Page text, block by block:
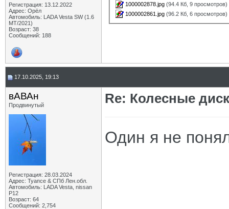
Регистрация: 13.12.2022
Адрес: Орёл
Автомобиль: LADA Vesta SW (1.6
МТ/2021)
Возраст: 38
Сообщений: 188
1000002878.jpg (94.4 Кб, 9 просмотров)
1000002861.jpg (96.2 Кб, 6 просмотров)
17.10.2025, 19:13
вАВАн
Продвинутый
Регистрация: 28.03.2024
Адрес: Туапсе & СПб Лен.обл.
Автомобиль: LADA Vesta, nissan
P12
Возраст: 64
Сообщений: 2,754
Re: Колесные
Один я не